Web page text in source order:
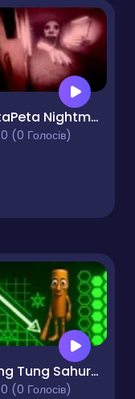
PetaPeta Nightmare School
0 (0 Голосів)
Tung Tung Sahur in Geometry Dash
0 (0 Голосів)